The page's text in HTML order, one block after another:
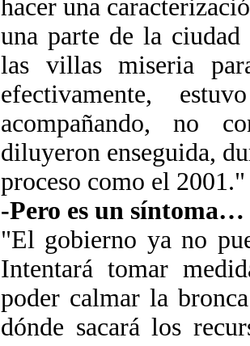
hacer una
una parte de la
las villas miseria
efectivamente,
acompañando, no
diluyeron enseguida,
proceso como el 2001."
-Pero es un síntoma…
"El gobierno ya no
Intentará tomar
poder calmar la
dónde sacará los